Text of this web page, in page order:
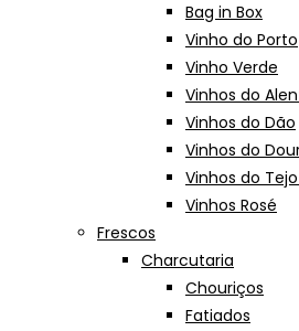
Bag in Box
Vinho do Porto
Vinho Verde
Vinhos do
Vinhos do Dão
Vinhos do
Vinhos do
Vinhos Rosé
Frescos
Charcutaria
Chouriços
Fatiados